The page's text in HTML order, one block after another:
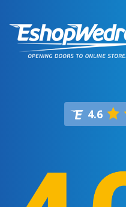
4.6